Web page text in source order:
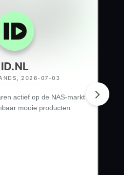
ID.NL
2026-07-03
actief op de NAS-markt
mooie producten